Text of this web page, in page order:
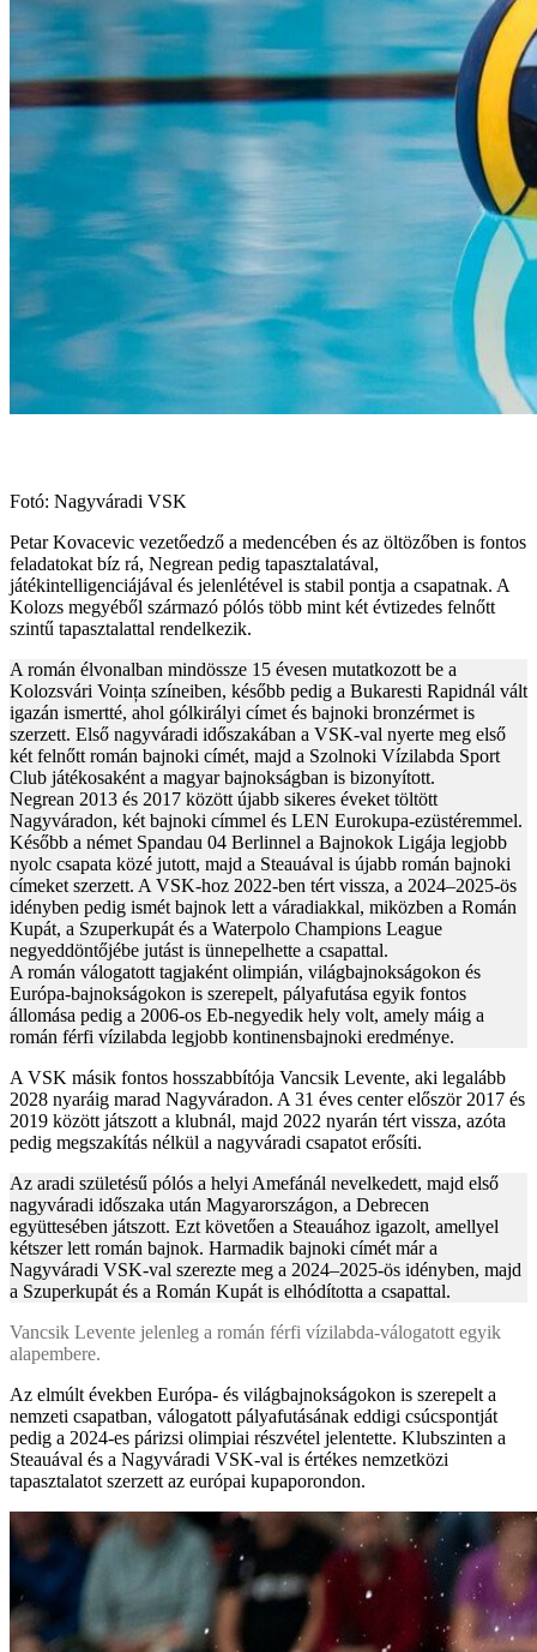
Fotó: Nagyváradi VSK
Petar Kovacevic vezetőedző a medencében és az öltözőben is fontos
feladatokat bíz rá, Negrean pedig tapasztalatával,
játékintelligenciájával és jelenlétével is stabil pontja a csapatnak. A
Kolozs megyéből származó pólós több mint két évtizedes felnőtt
szintű tapasztalattal rendelkezik.
A román élvonalban mindössze 15 évesen mutatkozott be a
Kolozsvári Voința színeiben, később pedig a Bukaresti Rapidnál vált
igazán ismertté, ahol gólkirályi címet és bajnoki bronzérmet is
szerzett. Első nagyváradi időszakában a VSK-val nyerte meg első
két felnőtt román bajnoki címét, majd a Szolnoki Vízilabda Sport
Club játékosaként a magyar bajnokságban is bizonyított.
Negrean 2013 és 2017 között újabb sikeres éveket töltött
Nagyváradon, két bajnoki címmel és LEN Eurokupa-ezüstéremmel.
Később a német Spandau 04 Berlinnel a Bajnokok Ligája legjobb
nyolc csapata közé jutott, majd a Steauával is újabb román bajnoki
címeket szerzett. A VSK-hoz 2022-ben tért vissza, a 2024–2025-ös
idényben pedig ismét bajnok lett a váradiakkal, miközben a Román
Kupát, a Szuperkupát és a Waterpolo Champions League
negyeddöntőjébe jutást is ünnepelhette a csapattal.
A román válogatott tagjaként olimpián, világbajnokságokon és
Európa-bajnokságokon is szerepelt, pályafutása egyik fontos
állomása pedig a 2006-os Eb-negyedik hely volt, amely máig a
román férfi vízilabda legjobb kontinensbajnoki eredménye.
A VSK másik fontos hosszabbítója Vancsik Levente, aki legalább
2028 nyaráig marad Nagyváradon. A 31 éves center először 2017 és
2019 között játszott a klubnál, majd 2022 nyarán tért vissza, azóta
pedig megszakítás nélkül a nagyváradi csapatot erősíti.
Az aradi születésű pólós a helyi Amefánál nevelkedett, majd első
nagyváradi időszaka után Magyarországon, a Debrecen
együttesében játszott. Ezt követően a Steauához igazolt, amellyel
kétszer lett román bajnok. Harmadik bajnoki címét már a
Nagyváradi VSK-val szerezte meg a 2024–2025-ös idényben, majd
a Szuperkupát és a Román Kupát is elhódította a csapattal.
Vancsik Levente jelenleg a román férfi vízilabda-válogatott egyik
alapembere.
Az elmúlt években Európa- és világbajnokságokon is szerepelt a
nemzeti csapatban, válogatott pályafutásának eddigi csúcspontját
pedig a 2024-es párizsi olimpiai részvétel jelentette. Klubszinten a
Steauával és a Nagyváradi VSK-val is értékes nemzetközi
tapasztalatot szerzett az európai kupaporondon.